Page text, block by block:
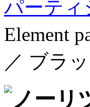
パーティ
Element
／ ブラ